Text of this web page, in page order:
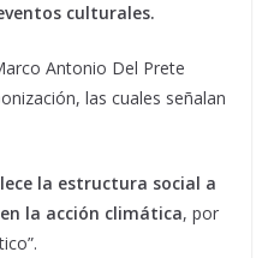
culturales.
Antonio Del Prete
las cuales señalan
la estructura social a
la acción climática, por